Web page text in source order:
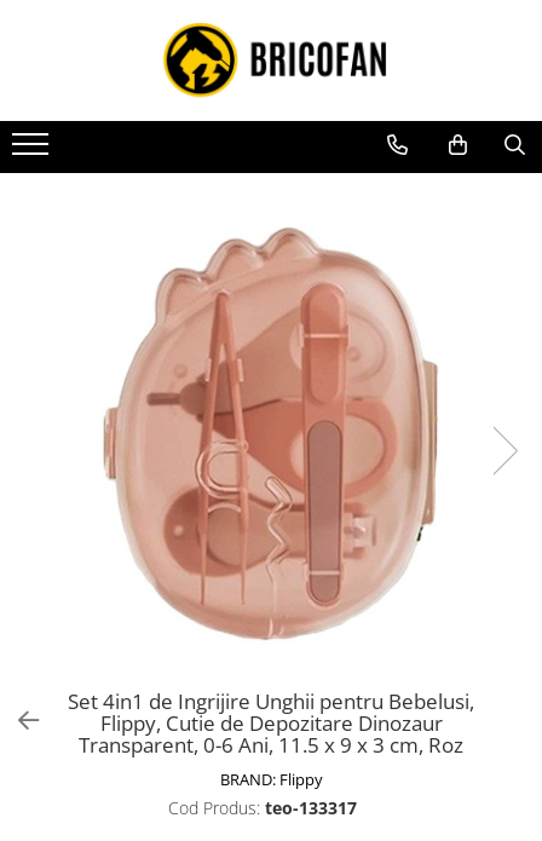
Toate Produsele
Vehicule electrice
Atv
Piese de schimb vehicule electrice
Scutere electrice
Scutere pe benzina
Tricicluri cargo fara permis
Tricicluri persoane
Trotinete electrice
Biciclete, trotinete, triciclete
Biciclete electrice
Motoburghie si accesorii
Accesorii motoburghie
Drujbe, fierastraie electrice
Set 4in1 de Ingrijire Unghii pentru Bebelusi,
Flippy, Cutie de Depozitare Dinozaur
Transparent, 0-6 Ani, 11.5 x 9 x 3 cm, Roz
BRAND: Flippy
Cod Produs: teo-133317